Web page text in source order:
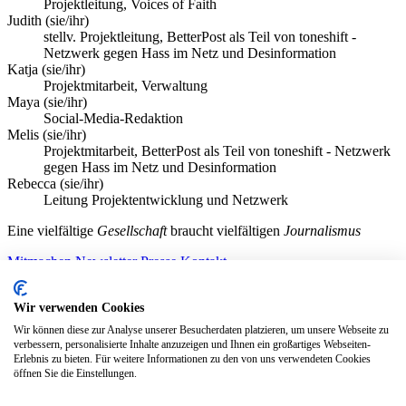
Projektleitung, Voices of Faith
Judith (sie/ihr)
stellv. Projektleitung, BetterPost als Teil von toneshift -
Netzwerk gegen Hass im Netz und Desinformation
Katja (sie/ihr)
Projektmitarbeit, Verwaltung
Maya (sie/ihr)
Social-Media-Redaktion
Melis (sie/ihr)
Projektmitarbeit, BetterPost als Teil von toneshift - Netzwerk
gegen Hass im Netz und Desinformation
Rebecca (sie/ihr)
Leitung Projektentwicklung und Netzwerk
Eine vielfältige Gesellschaftbraucht vielfältigen Journalismus
Mitmachen Newsletter Presse Kontakt
Instagram
Unterstütze uns
Jetzt spenden!
Wir verwenden Cookies
Wir können diese zur Analyse unserer Besucherdaten platzieren, um unsere Webseite zu
verbessern, personalisierte Inhalte anzuzeigen und Ihnen ein großartiges Webseiten-
Erlebnis zu bieten. Für weitere Informationen zu den von uns verwendeten Cookies
öffnen Sie die Einstellungen.